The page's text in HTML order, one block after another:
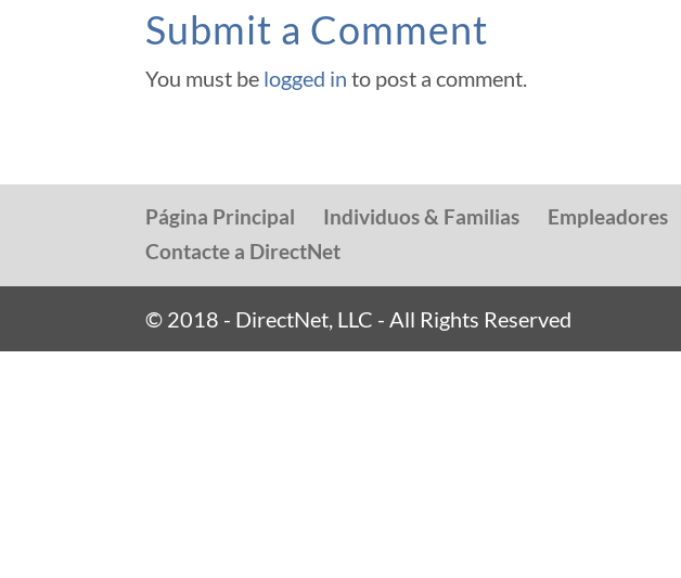
Submit a Comment
You must be logged in to post a comment.
Página Principal Individuos & Familias Empleadores
Contacte a DirectNet
© 2018 - DirectNet, LLC - All Rights Reserved